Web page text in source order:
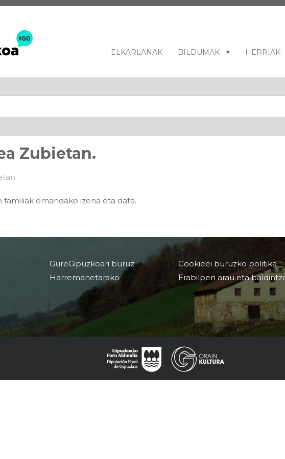
ELKARLANAK BILDUMAK HERRIAK
Zubietan.
familiak emandako izena eta data.
GureGipuzkoari buruz
Harremanetarako
Cookieei buruzko politika
Erabilpen arau eta